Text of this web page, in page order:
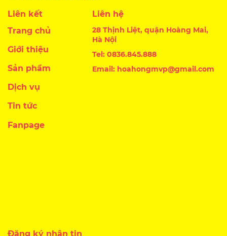
Liên kết
Trang chủ
Giới thiệu
Sản phẩm
Dịch vụ
Tin tức
Liên hệ
28 Thịnh Liệt, quận Hoàng Mai,
Hà Nội
Tel: 0836.845.888
Email: hoahongmvp@gmail.com
Fanpage
Đăng ký nhận tin